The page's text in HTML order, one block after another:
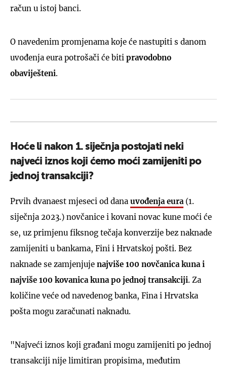
račun u istoj banci.
O navedenim promjenama koje će nastupiti s danom
uvođenja eura potrošači će biti pravodobno
obaviješteni.
Hoće li nakon 1. siječnja postojati neki
najveći iznos koji ćemo moći zamijeniti po
jednoj transakciji?
Prvih dvanaest mjeseci od dana uvođenja eura (1.
siječnja 2023.) novčanice i kovani novac kune moći će
se, uz primjenu fiksnog tečaja konverzije bez naknade
zamijeniti u bankama, Fini i Hrvatskoj pošti. Bez
naknade se zamjenjuje najviše 100 novčanica kuna i
najviše 100 kovanica kuna po jednoj transakciji. Za
količine veće od navedenog banka, Fina i Hrvatska
pošta mogu zaračunati naknadu.
"Najveći iznos koji građani mogu zamijeniti po jednoj
transakciji nije limitiran propisima, međutim